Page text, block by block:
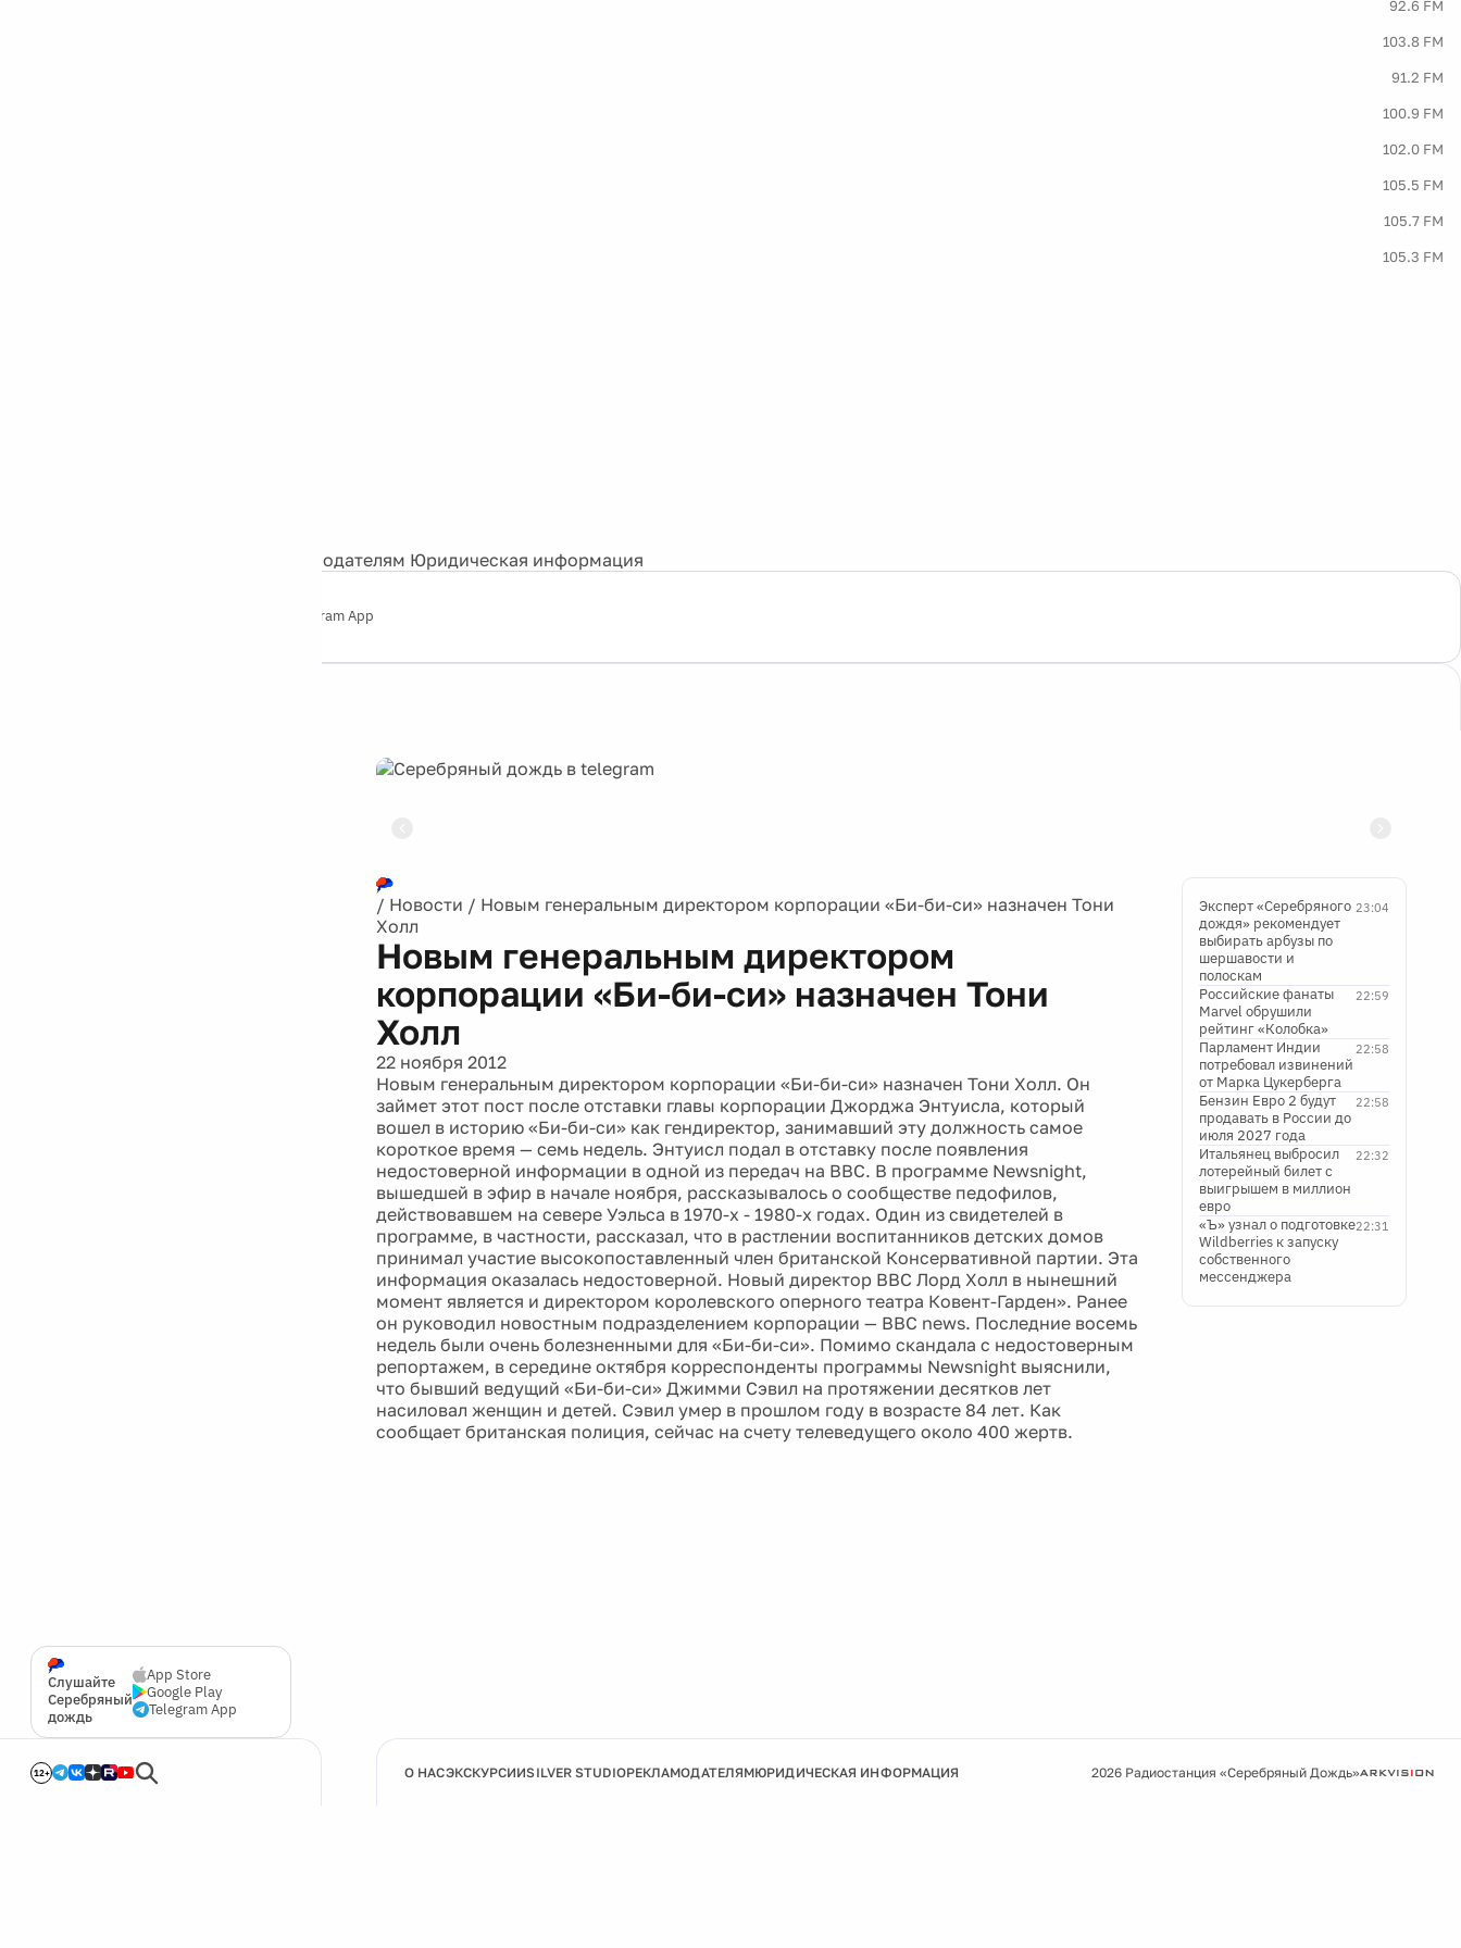
92.6 FM
103.8 FM
91.2 FM
100.9 FM
102.0 FM
105.5 FM
105.7 FM
105.3 FM
Рекламодателям Юридическая информация
Telegram App
Слушайте
Серебряный
дождь
App Store
Google Play
Telegram App
12+
/ Новости / Новым генеральным директором корпорации «Би-би-си» назначен Тони
Холл
Новым генеральным директором
корпорации «Би-би-си» назначен Тони
Холл
22 ноября 2012
Новым генеральным директором корпорации «Би-би-си» назначен Тони Холл. Он
займет этот пост после отставки главы корпорации Джорджа Энтуисла, который
вошел в историю «Би-би-си» как гендиректор, занимавший эту должность самое
короткое время — семь недель. Энтуисл подал в отставку после появления
недостоверной информации в одной из передач на ВВС. В программе Newsnight,
вышедшей в эфир в начале ноября, рассказывалось о сообществе педофилов,
действовавшем на севере Уэльса в 1970-х - 1980-х годах. Один из свидетелей в
программе, в частности, рассказал, что в растлении воспитанников детских домов
принимал участие высокопоставленный член британской Консервативной партии. Эта
информация оказалась недостоверной. Новый директор ВВС Лорд Холл в нынешний
момент является и директором королевского оперного театра Ковент-Гарден». Ранее
он руководил новостным подразделением корпорации — BBC news. Последние восемь
недель были очень болезненными для «Би-би-си». Помимо скандала с недостоверным
репортажем, в середине октября корреспонденты программы Newsnight выяснили,
что бывший ведущий «Би-би-си» Джимми Сэвил на протяжении десятков лет
насиловал женщин и детей. Сэвил умер в прошлом году в возрасте 84 лет. Как
сообщает британская полиция, сейчас на счету телеведущего около 400 жертв.
23:04
Эксперт «Серебряного
дождя» рекомендует
выбирать арбузы по
шершавости и
полоскам
22:59
Российские фанаты
Marvel обрушили
рейтинг «Колобка»
22:58
Парламент Индии
потребовал извинений
от Марка Цукерберга
22:58
Бензин Евро 2 будут
продавать в России до
июля 2027 года
22:32
Итальянец выбросил
лотерейный билет с
выигрышем в миллион
евро
22:31
«Ъ» узнал о подготовке
Wildberries к запуску
собственного
мессенджера
О НАСЭКСКУРСИИSILVER STUDIOРЕКЛАМОДАТЕЛЯМЮРИДИЧЕСКАЯ ИНФОРМАЦИЯ 2026 Радиостанция «Серебряный Дождь»